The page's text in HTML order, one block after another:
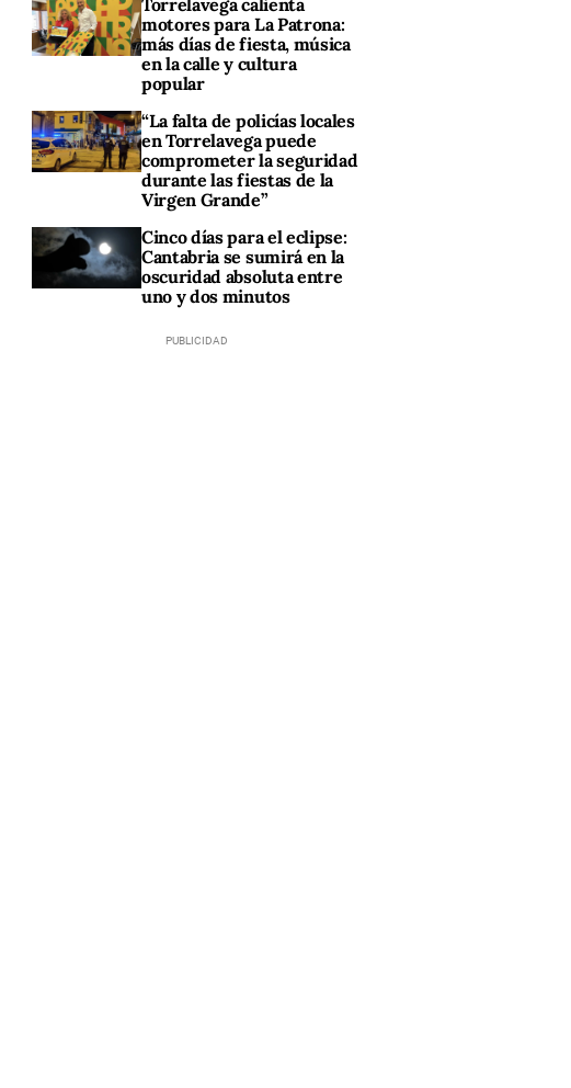
Torrelavega calienta
motores para La Patrona:
más días de fiesta, música
en la calle y cultura
popular
“La falta de policías locales
en Torrelavega puede
comprometer la seguridad
durante las fiestas de la
Virgen Grande”
Cinco días para el eclipse:
Cantabria se sumirá en la
oscuridad absoluta entre
uno y dos minutos